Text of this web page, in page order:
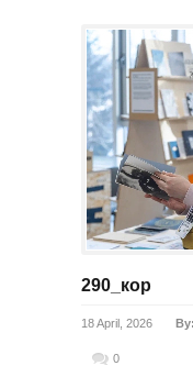
290_кор
18 April, 2026 By:
0